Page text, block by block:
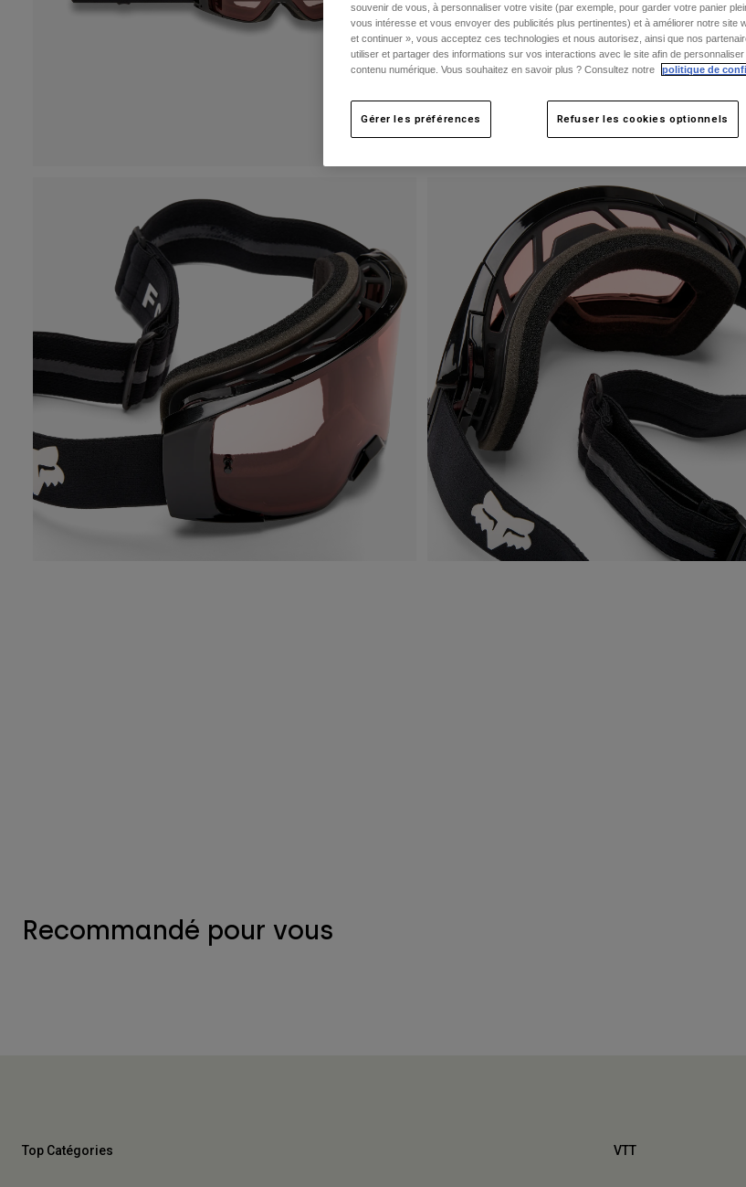
Recommandé pour vous
Top Catégories VTT
souvenir de vous, à personnaliser votre visite (par exemple, pour garder votre panier
vous intéresse et vous envoyer des publicités plus pertinentes) et à améliorer notre site
et continuer », vous acceptez ces technologies et nous autorisez, ainsi que nos
utiliser et partager des informations sur vos interactions avec le site afin de
contenu numérique. Vous souhaitez en savoir plus ? Consultez notre
politique de
Gérer les préférences Refuser les cookies optionnels